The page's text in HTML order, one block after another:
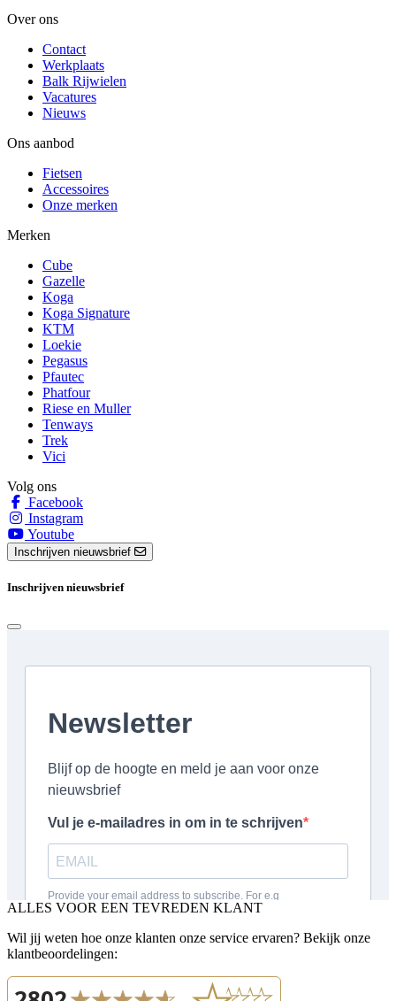
Over ons
Contact
Werkplaats
Balk Rijwielen
Vacatures
Nieuws
Ons aanbod
Fietsen
Accessoires
Onze merken
Merken
Cube
Gazelle
Koga
Koga Signature
KTM
Loekie
Pegasus
Pfautec
Phatfour
Riese en Muller
Tenways
Trek
Vici
Volg ons
Facebook
Instagram
Youtube
Inschrijven nieuwsbrief
Inschrijven nieuwsbrief
ALLES VOOR EEN TEVREDEN KLANT
Wil jij weten hoe onze klanten onze service ervaren? Bekijk onze
klantbeoordelingen: